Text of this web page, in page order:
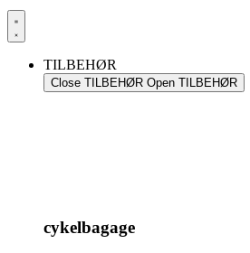
TILBEHØR
Close TILBEHØR Open TILBEHØR
cykelbagage